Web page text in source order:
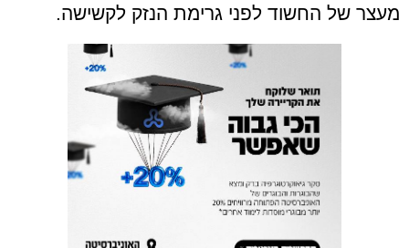
מעצר של החשוד לפני גרימת הנזק לקשישה.